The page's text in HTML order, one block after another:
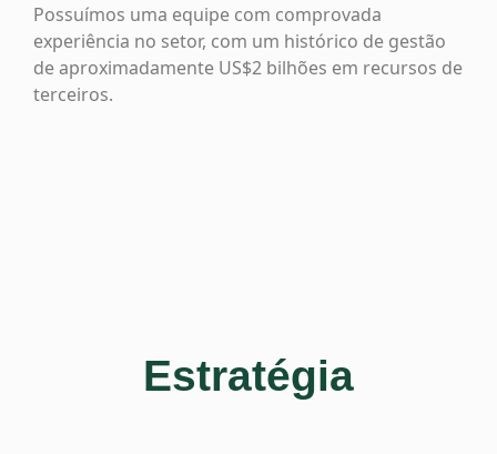
Possuímos uma equipe com comprovada
experiência no setor, com um histórico de gestão
de aproximadamente US$2 bilhões em recursos de
terceiros.
Estratégia